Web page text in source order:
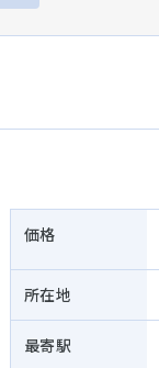
価格
所在地
最寄駅